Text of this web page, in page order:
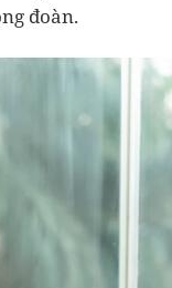
đoàn.